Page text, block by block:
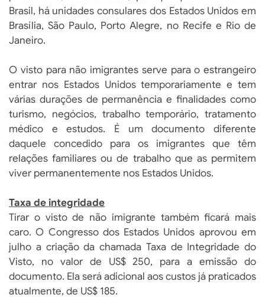
Brasil, há unidades consulares dos Estados Unidos em
Brasília, São Paulo, Porto Alegre, no Recife e Rio de
Janeiro.
O visto para não imigrantes serve para o estrangeiro
entrar nos Estados Unidos temporariamente e tem
várias durações de permanência e finalidades como
turismo, negócios, trabalho temporário, tratamento
médico e estudos. É um documento diferente
daquele concedido para os imigrantes que têm
relações familiares ou de trabalho que as permitem
viver permanentemente nos Estados Unidos.
Taxa de integridade
Tirar o visto de não imigrante também ficará mais
caro. O Congresso dos Estados Unidos aprovou em
julho a criação da chamada Taxa de Integridade do
Visto, no valor de US$ 250, para a emissão do
documento. Ela será adicional aos custos já praticados
atualmente, de US$ 185.